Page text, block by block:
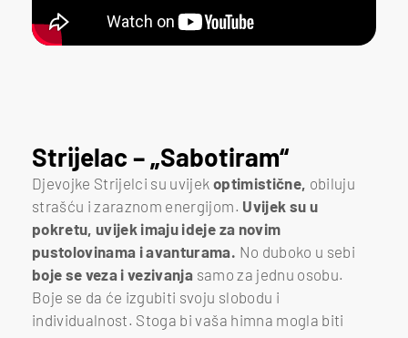
Strijelac – „Sabotiram“
Djevojke Strijelci su uvijek optimistične, obiluju
strašću i zaraznom energijom. Uvijek su u
pokretu, uvijek imaju ideje za novim
pustolovinama i avanturama. No duboko u sebi
boje se veza i vezivanja samo za jednu osobu.
Boje se da će izgubiti svoju slobodu i
individualnost. Stoga bi vaša himna mogla biti